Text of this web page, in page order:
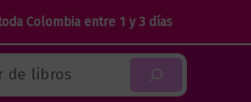
Colombia entre 1 y 3 días